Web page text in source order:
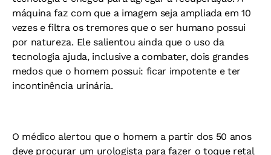
máquina faz com que a imagem seja ampliada em 10
vezes e filtra os tremores que o ser humano possui
por natureza. Ele salientou ainda que o uso da
tecnologia ajuda, inclusive a combater, dois grandes
medos que o homem possui: ficar impotente e ter
incontinência urinária.
O médico alertou que o homem a partir dos 50 anos
deve procurar um urologista para fazer o toque retal